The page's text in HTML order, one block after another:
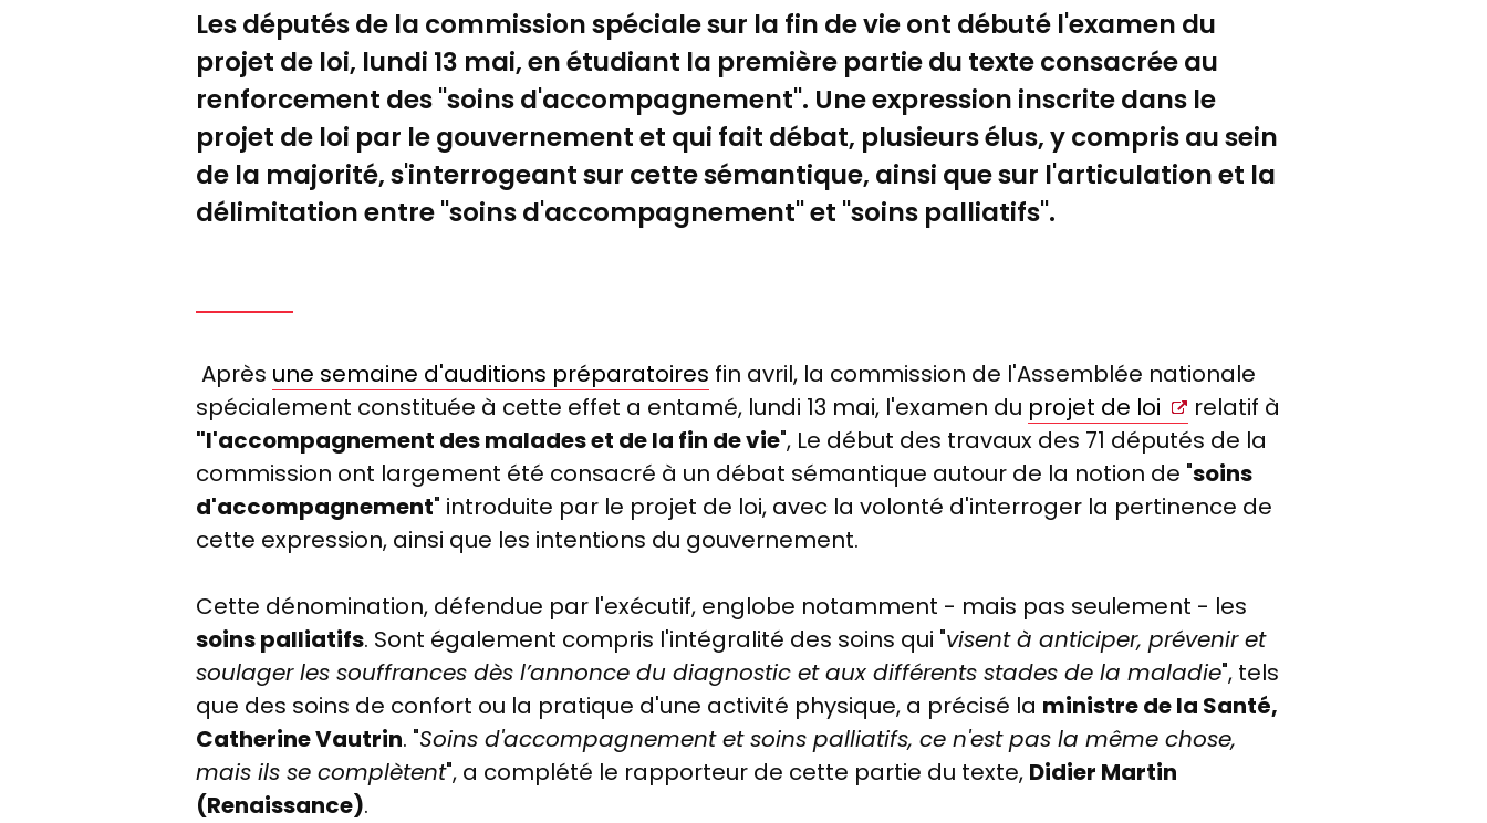
Les députés de la commission spéciale sur la fin de vie ont débuté l'examen du
projet de loi, lundi 13 mai, en étudiant la première partie du texte consacrée au
renforcement des "soins d'accompagnement". Une expression inscrite dans le
projet de loi par le gouvernement et qui fait débat, plusieurs élus, y compris au sein
de la majorité, s'interrogeant sur cette sémantique, ainsi que sur l'articulation et la
délimitation entre "soins d'accompagnement" et "soins palliatifs".
Après une semaine d'auditions préparatoires fin avril, la commission de l'Assemblée nationale
spécialement constituée à cette effet a entamé, lundi 13 mai, l'examen du projet de loi
relatif à
"l'accompagnement des malades et de la fin de vie", Le début des travaux des 71 députés de la
commission ont largement été consacré à un débat sémantique autour de la notion de "soins
d'accompagnement" introduite par le projet de loi, avec la volonté d'interroger la pertinence de
cette expression, ainsi que les intentions du gouvernement.
Cette dénomination, défendue par l'exécutif, englobe notamment - mais pas seulement - les
soins palliatifs. Sont également compris l'intégralité des soins qui "visent à anticiper, prévenir et
soulager les souffrances dès l’annonce du diagnostic et aux différents stades de la maladie", tels
que des soins de confort ou la pratique d'une activité physique, a précisé la ministre de la Santé,
Catherine Vautrin. "Soins d'accompagnement et soins palliatifs, ce n'est pas la même chose,
mais ils se complètent", a complété le rapporteur de cette partie du texte, Didier Martin
(Renaissance).